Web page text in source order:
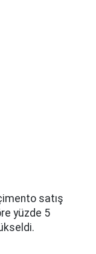
satış
yüzde 5